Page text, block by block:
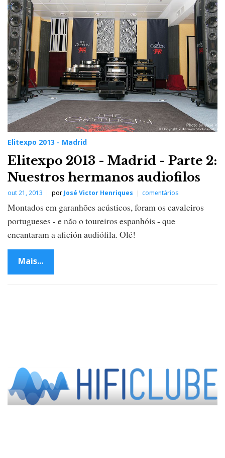
Elitexpo 2013 - Madrid
Elitexpo 2013 - Madrid - Parte 2:
Nuestros hermanos audiofilos
out 21, 2013 porJosé Victor Henriques comentários
Montados em garanhões acústicos, foram os cavaleiros
portugueses - e não o toureiros espanhóis - que
encantaram a afición audiófila. Olé!
Mais...